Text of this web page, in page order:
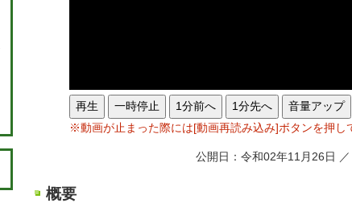
再生 一時停止 1分前へ 1分先へ 音量アップ
※動画が止まった際には[動画再読み込み]ボタンを押し
公開日：令和02年11月26日
概要